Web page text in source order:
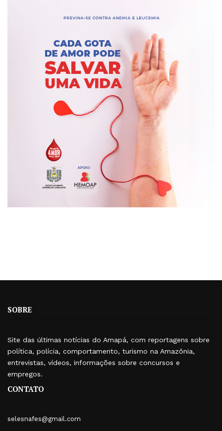
SOBRE
Site das últimas notícias do Amapá, com reportagens sobre
política, polícia, comportamento, turismo na Amazônia,
entrevistas, vídeos, informações sobre concursos e
empregos.
CONTATO
selesnafes@gmail.com